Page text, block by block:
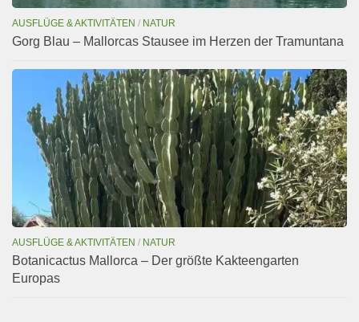
AUSFLÜGE & AKTIVITÄTEN / NATUR
Gorg Blau – Mallorcas Stausee im Herzen der Tramuntana
AUSFLÜGE & AKTIVITÄTEN / NATUR
Botanicactus Mallorca – Der größte Kakteengarten
Europas